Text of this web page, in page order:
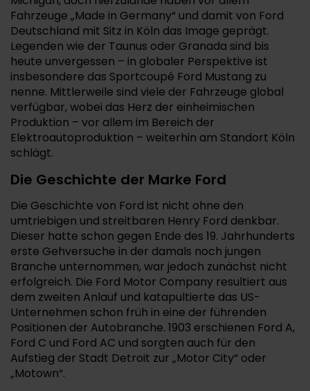
Fahrzeuge „Made in Germany“ und damit von Ford
Deutschland mit Sitz in Köln das Image geprägt.
Legenden wie der Taunus oder Granada sind bis
heute unvergessen – in globaler Perspektive ist
insbesondere das Sportcoupé Ford Mustang zu
nenne. Mittlerweile sind viele der Fahrzeuge global
verfügbar, wobei das Herz der einheimischen
Produktion – vor allem im Bereich der
Elektroautoproduktion – weiterhin am Standort Köln
schlägt.
Die Geschichte der Marke Ford
Die Geschichte von Ford ist nicht ohne den
umtriebigen und streitbaren Henry Ford denkbar.
Dieser hatte schon gegen Ende des 19. Jahrhunderts
erste Gehversuche in der damals noch jungen
Branche unternommen, war jedoch zunächst nicht
erfolgreich. Die Ford Motor Company resultiert aus
dem zweiten Anlauf und katapultierte das US-
Unternehmen schon früh in eine der führenden
Positionen der Autobranche. 1903 erschienen Ford A,
Ford C und Ford AC und sorgten auch für den
Aufstieg der Stadt Detroit zur „Motor City“ oder
„Motown“.